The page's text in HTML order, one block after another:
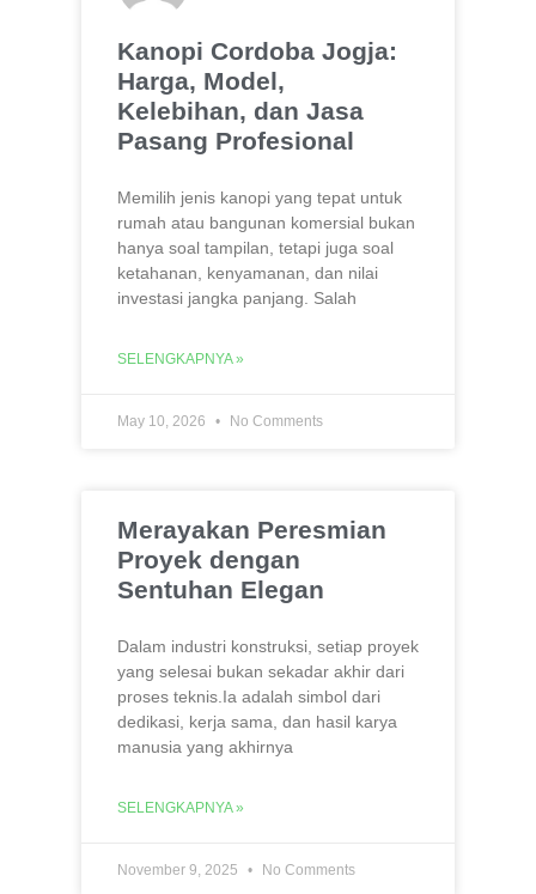
Kanopi Cordoba Jogja:
Harga, Model,
Kelebihan, dan Jasa
Pasang Profesional
Memilih jenis kanopi yang tepat untuk
rumah atau bangunan komersial bukan
hanya soal tampilan, tetapi juga soal
ketahanan, kenyamanan, dan nilai
investasi jangka panjang. Salah
SELENGKAPNYA »
May 10, 2026 No Comments
Merayakan Peresmian
Proyek dengan
Sentuhan Elegan
Dalam industri konstruksi, setiap proyek
yang selesai bukan sekadar akhir dari
proses teknis.Ia adalah simbol dari
dedikasi, kerja sama, dan hasil karya
manusia yang akhirnya
SELENGKAPNYA »
November 9, 2025 No Comments